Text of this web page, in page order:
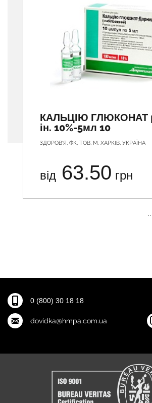
КАЛЬЦІЮ ГЛЮКОНАТ
ін. 10%-5мл 10
ЗДОРОВ'Я, ФК, ТОВ, М. ХАРКІВ, УКРАЇНА
від 63.50 грн
0 (800) 30 18 18
dovidka@hmpa.com.ua